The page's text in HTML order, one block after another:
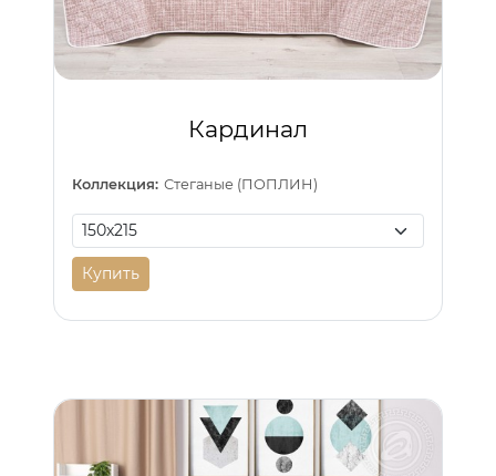
Кардинал
Коллекция: Стеганые (ПОПЛИН)
Купить